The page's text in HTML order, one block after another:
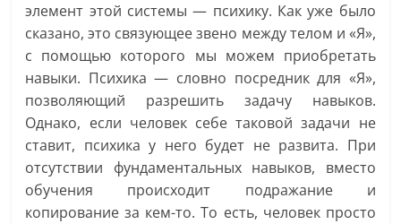
элемент этой системы — психику. Как уже было
сказано, это связующее звено между телом и «Я»,
с помощью которого мы можем приобретать
навыки. Психика — словно посредник для «Я»,
позволяющий разрешить задачу навыков.
Однако, если человек себе таковой задачи не
ставит, психика у него будет не развита. При
отсутствии фундаментальных навыков, вместо
обучения происходит подражание и
копирование за кем-то. То есть, человек просто